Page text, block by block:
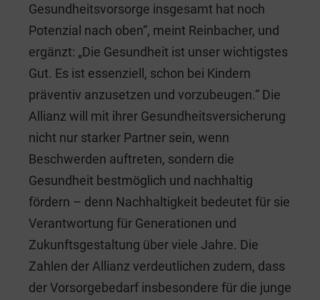
Gesundheitsvorsorge insgesamt hat noch
Potenzial nach oben“, meint Reinbacher, und
ergänzt: „Die Gesundheit ist unser wichtigstes
Gut. Es ist essenziell, schon bei Kindern
präventiv anzusetzen und vorzubeugen.“ Die
Allianz will mit ihrer Gesundheitsversicherung
nicht nur starker Partner sein, wenn
Beschwerden auftreten, sondern die
Gesundheit bestmöglich und nachhaltig
fördern – denn Nachhaltigkeit bedeutet für sie
Verantwortung für Generationen und
Zukunftsgestaltung über viele Jahre. Die
Zahlen der Allianz verdeutlichen zudem, dass
der Vorsorgebedarf insbesondere für die junge